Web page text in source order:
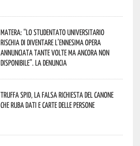
Matera: “Lo studentato universitario
rischia di diventare l’ennesima opera
annunciata tante volte ma ancora non
disponibile”. La denuncia
Truffa Spid, la falsa richiesta del canone
che ruba dati e carte delle persone